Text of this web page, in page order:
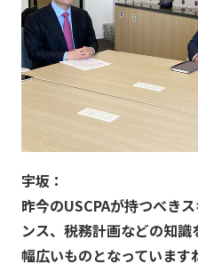
宇坂：
昨今のUSCPAが持つべき
ンス、税務計画などの知
幅広いものとなっています